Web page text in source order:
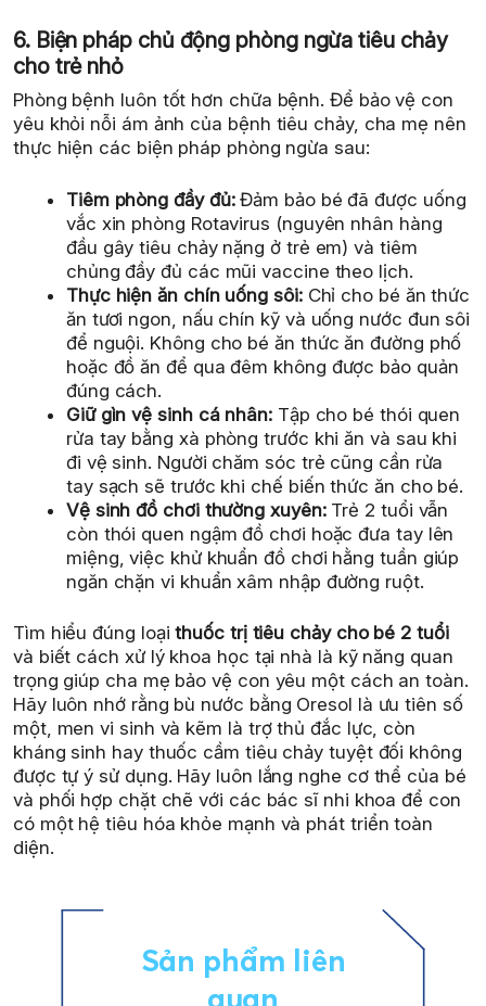
6. Biện pháp chủ động phòng ngừa tiêu chảy
cho trẻ nhỏ
Phòng bệnh luôn tốt hơn chữa bệnh. Để bảo vệ con
yêu khỏi nỗi ám ảnh của bệnh tiêu chảy, cha mẹ nên
thực hiện các biện pháp phòng ngừa sau:
Tiêm phòng đầy đủ:Đảm bảo bé đã được uống
vắc xin phòng Rotavirus (nguyên nhân hàng
đầu gây tiêu chảy nặng ở trẻ em) và tiêm
chủng đầy đủ các mũi vaccine theo lịch.
Thực hiện ăn chín uống sôi:Chỉ cho bé ăn thức
ăn tươi ngon, nấu chín kỹ và uống nước đun sôi
để nguội. Không cho bé ăn thức ăn đường phố
hoặc đồ ăn để qua đêm không được bảo quản
đúng cách.
Giữ gìn vệ sinh cá nhân:Tập cho bé thói quen
rửa tay bằng xà phòng trước khi ăn và sau khi
đi vệ sinh. Người chăm sóc trẻ cũng cần rửa
tay sạch sẽ trước khi chế biến thức ăn cho bé.
Vệ sinh đồ chơi thường xuyên:Trẻ 2 tuổi vẫn
còn thói quen ngậm đồ chơi hoặc đưa tay lên
miệng, việc khử khuẩn đồ chơi hằng tuần giúp
ngăn chặn vi khuẩn xâm nhập đường ruột.
Tìm hiểu đúng loạithuốc trị tiêu chảy cho bé 2 tuổi
và biết cách xử lý khoa học tại nhà là kỹ năng quan
trọng giúp cha mẹ bảo vệ con yêu một cách an toàn.
Hãy luôn nhớ rằng bù nước bằng Oresol là ưu tiên số
một, men vi sinh và kẽm là trợ thủ đắc lực, còn
kháng sinh hay thuốc cầm tiêu chảy tuyệt đối không
được tự ý sử dụng. Hãy luôn lắng nghe cơ thể của bé
và phối hợp chặt chẽ với các bác sĩ nhi khoa để con
có một hệ tiêu hóa khỏe mạnh và phát triển toàn
diện.
Sản phẩm liên
quan